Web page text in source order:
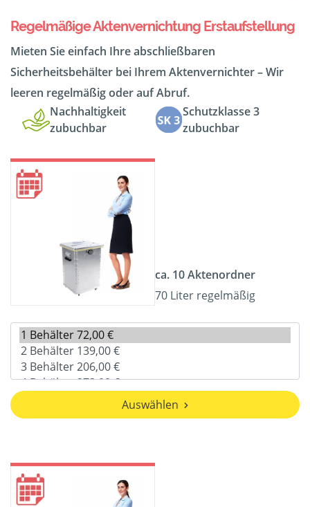
Regelmäßige Aktenvernichtung Erstaufstellung
Mieten Sie einfach Ihre abschließbaren
Sicherheitsbehälter bei Ihrem Aktenvernichter – Wir
leeren regelmäßig oder auf Abruf.
Nachhaltigkeit
zubuchbar
Schutzklasse 3
zubuchbar
ca. 10 Aktenordner
70 Liter regelmäßig
Auswählen